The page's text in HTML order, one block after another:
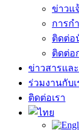
ข่าวแ
การก
ติดต่อ
ติดต่อ
ข่าวสารแล
ร่วมงานกับเ
ติดต่อเรา